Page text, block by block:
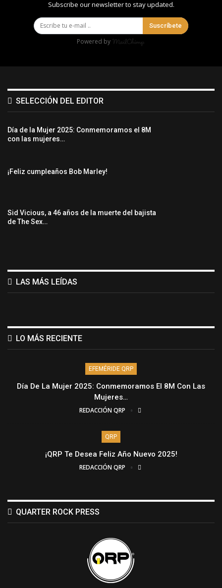
Subscribe our newsletter to stay updated.
Suscríbete
Powered by
SELECCIÓN DEL EDITOR
Día de la Mujer 2025: Conmemoramos el 8M
con las mujeres…
¡Feliz cumpleaños Bob Marley!
Sid Vicious, a 46 años de la muerte del bajista
de The Sex…
LAS MÁS LEÍDAS
LO MÁS RECIENTE
EFEMÉRIDE QRP
Día De La Mujer 2025: Conmemoramos El 8M Con Las
Mujeres…
REDACCIÓN QRP
QRP
¡QRP Te Desea Feliz Año Nuevo 2025!
REDACCIÓN QRP
QUARTER ROCK PRESS